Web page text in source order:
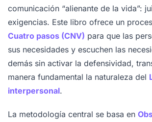
comunicación “alienante de la vida”:
exigencias. Este libro ofrece un
Cuatro pasos (CNV) para que las
sus necesidades y escuchen las
demás sin activar la defensividad,
manera fundamental la naturaleza del
interpersonal.
La metodología central se basa en